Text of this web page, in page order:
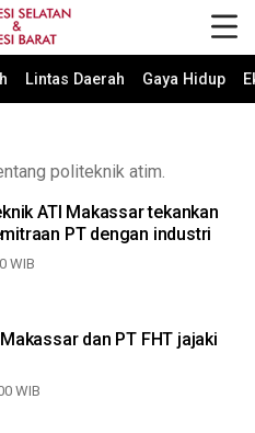
Lintas Daerah Gaya Hidup
politeknik atim.
ATI Makassar tekankan
PT dengan industri
WIB
dan PT FHT jajaki
WIB